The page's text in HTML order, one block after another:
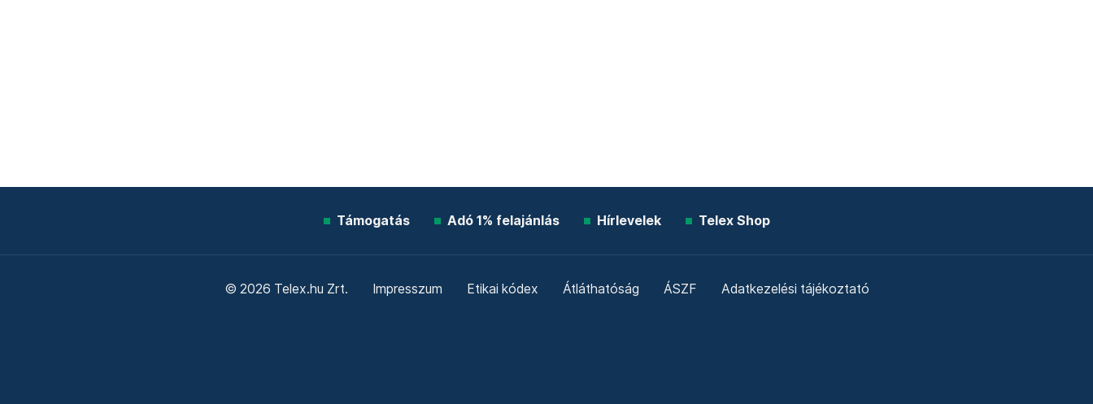
Támogatás Adó 1% felajánlás Hírlevelek Telex Shop
© 2026 Telex.hu Zrt. Impresszum Etikai kódex Átláthatóság ÁSZF Adatkezelési tájékoztató